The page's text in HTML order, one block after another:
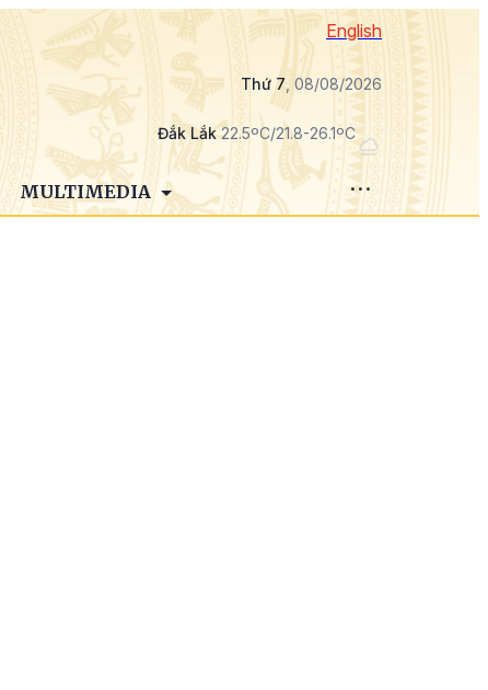
English
Thứ 7, 08/08/2026
Đắk Lắk22.5ºC/21.8-26.1ºC
MULTIMEDIA